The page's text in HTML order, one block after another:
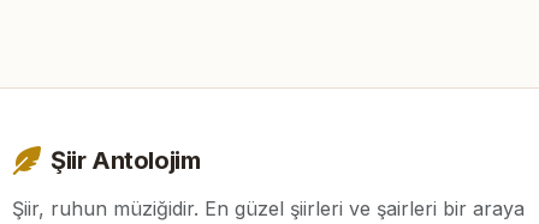
Şiir Antolojim
Şiir, ruhun müziğidir. En güzel şiirleri ve şairleri bir araya